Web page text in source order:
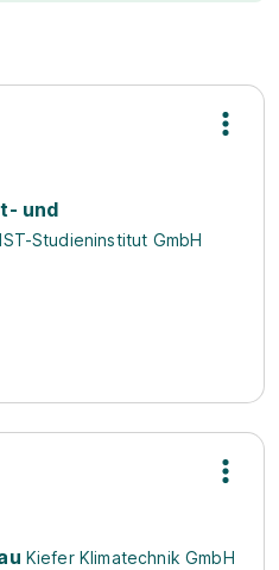
und
IST-Studieninstitut GmbH
Kiefer Klimatechnik GmbH